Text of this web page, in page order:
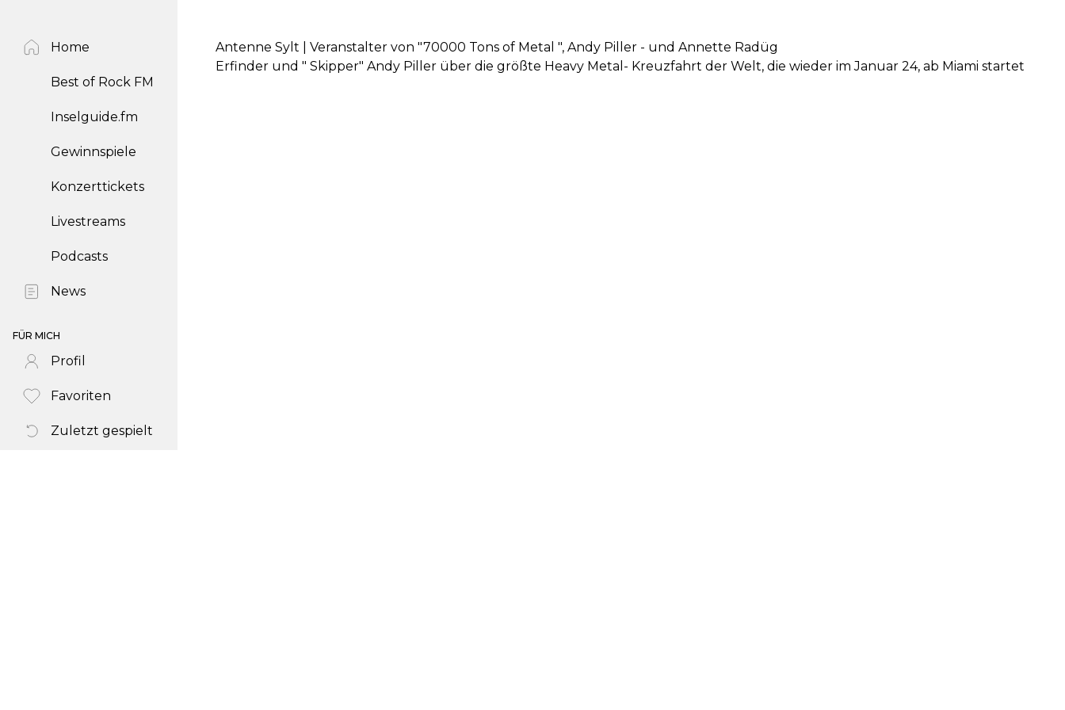
Home
Best of Rock FM
Inselguide.fm
Gewinnspiele
Konzerttickets
Livestreams
Podcasts
News
FÜR MICH
Profil
Favoriten
Zuletzt gespielt
Antenne Sylt | Veranstalter von "70000 Tons of Metal ", Andy Piller - und Annette Radüg
Erfinder und " Skipper" Andy Piller über die größte Heavy Metal- Kreuzfahrt der Welt, die wieder im Januar 24, ab Miami startet